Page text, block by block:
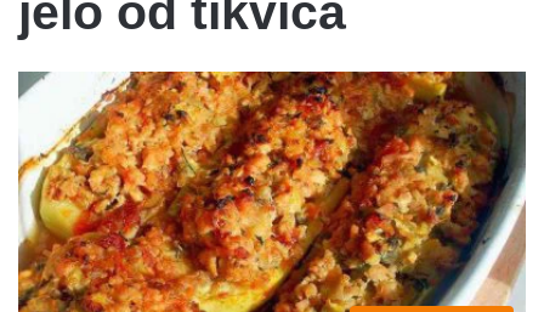
jelo od tikvica